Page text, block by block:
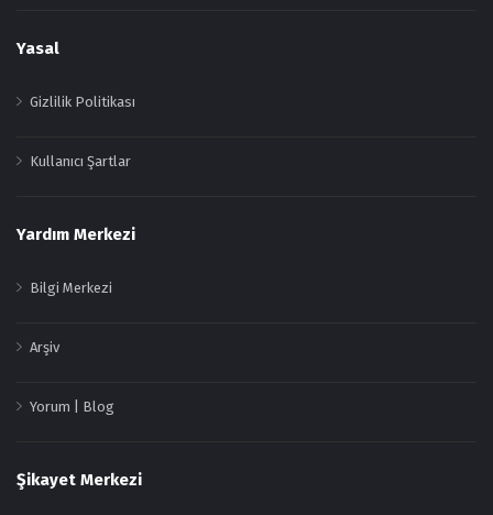
Yasal
Gizlilik Politikası
Kullanıcı Şartlar
Yardım Merkezi
Bilgi Merkezi
Arşiv
Yorum | Blog
Şikayet Merkezi